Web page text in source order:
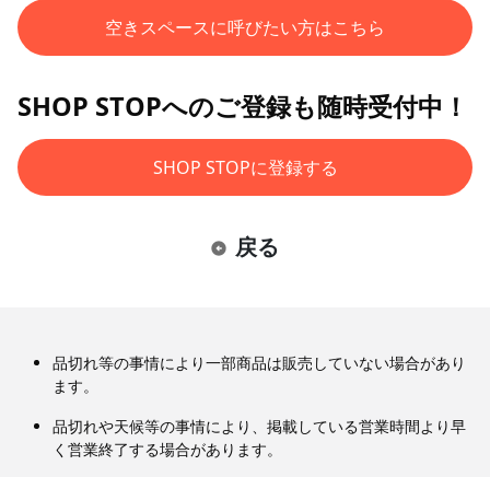
空きスペースに呼びたい方はこちら
SHOP STOPへのご登録も随時受付中！
SHOP STOPに登録する
戻る
品切れ等の事情により一部商品は販売していない場合があり
ます。
品切れや天候等の事情により、掲載している営業時間より早
く営業終了する場合があります。